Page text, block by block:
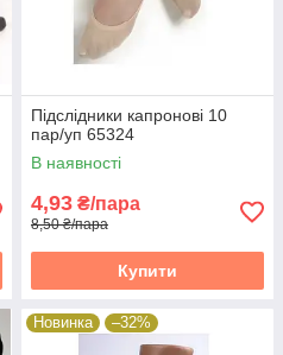
Підслідники капронові 10
пар/уп 65324
В наявності
4,93 ₴/пара
8,50 ₴/пара
Купити
Новинка –32%